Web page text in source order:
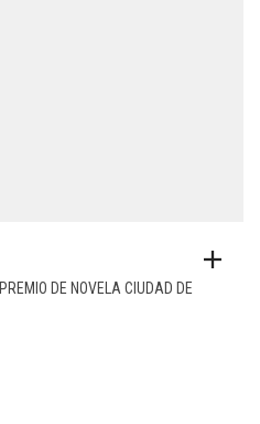
PREMIO DE NOVELA CIUDAD DE